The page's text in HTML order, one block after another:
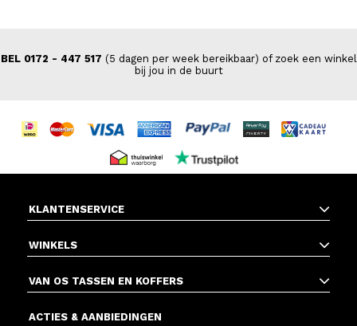
BEL 0172 - 447 517 (5 dagen per week bereikbaar) of zoek een winkel
bij jou in de buurt
KLANTENSERVICE
WINKELS
VAN OS TASSEN EN KOFFERS
ACTIES & AANBIEDINGEN